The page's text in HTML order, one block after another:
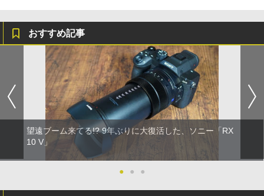
おすすめ記事
望遠ブーム来てる!? 9年ぶりに大復活した、ソニー「RX
10 V」
● ● ●